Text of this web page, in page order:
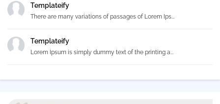
Templateify
There are many variations of passages of Lorem Ips...
Templateify
Lorem Ipsum is simply dummy text of the printing a...